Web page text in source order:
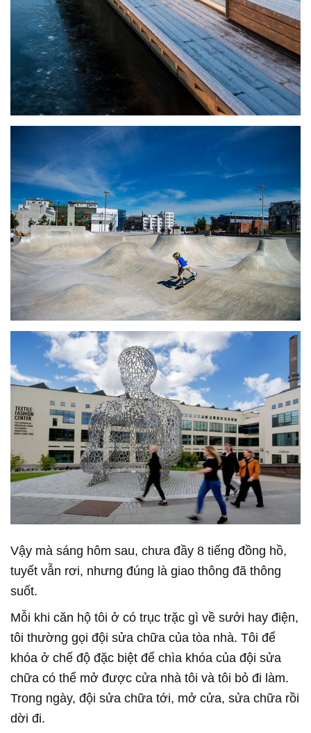
Vậy mà sáng hôm sau, chưa đầy 8 tiếng đồng hồ,
tuyết vẫn rơi, nhưng đúng là giao thông đã thông
suốt.
Mỗi khi căn hộ tôi ở có trục trặc gì về sưởi hay điện,
tôi thường gọi đội sửa chữa của tòa nhà. Tôi để
khóa ở chế độ đặc biệt để chìa khóa của đội sửa
chữa có thể mở được cửa nhà tôi và tôi bỏ đi làm.
Trong ngày, đội sửa chữa tới, mở cửa, sửa chữa rồi
dời đi.